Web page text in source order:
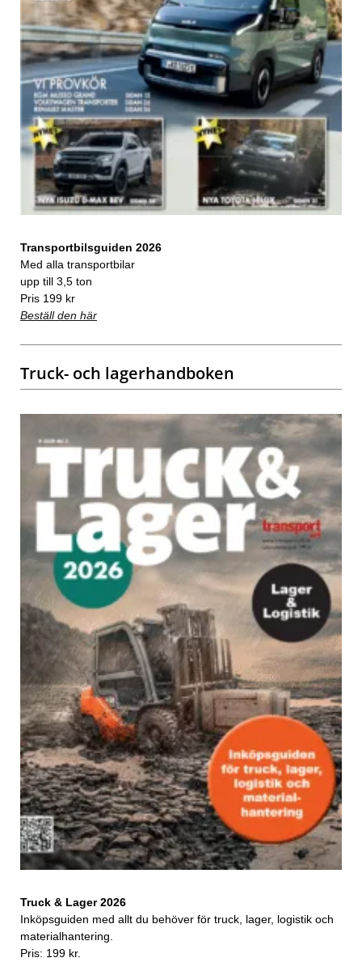
Transportbilsguiden 2026
Med alla transportbilar
upp till 3,5 ton
Pris 199 kr
Beställ den här
Truck- och lagerhandboken
Truck & Lager 2026
Inköpsguiden med allt du behöver för truck, lager, logistik och
materialhantering.
Pris: 199 kr.